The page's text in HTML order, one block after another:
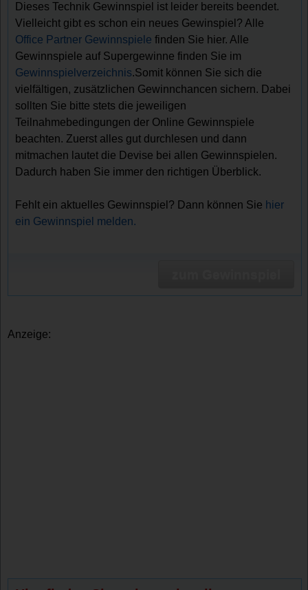
Dieses Technik Gewinnspiel ist leider bereits beendet.
Vielleicht gibt es schon ein neues Gewinspiel? Alle
Office Partner Gewinnspiele finden Sie hier. Alle
Gewinnspiele auf Supergewinne finden Sie im
Gewinnspielverzeichnis.Somit können Sie sich die
vielfältigen, zusätzlichen Gewinnchancen sichern. Dabei
sollten Sie bitte stets die jeweiligen
Teilnahmebedingungen der Online Gewinnspiele
beachten. Zuerst alles gut durchlesen und dann
mitmachen lautet die Devise bei allen Gewinnspielen.
Dadurch haben Sie immer den richtigen Überblick.
Fehlt ein aktuelles Gewinnspiel? Dann können Sie hier
ein Gewinnspiel melden.
Anzeige: